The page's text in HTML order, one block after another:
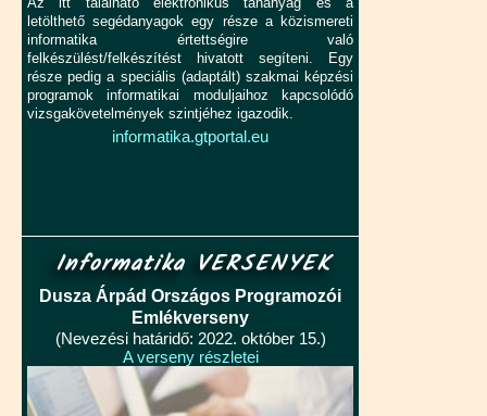
Az itt található elektronikus tananyag és a
letölthető segédanyagok egy része a közismereti
informatika értettségire való
felkészülést/felkészítést hivatott segíteni. Egy
része pedig a speciális (adaptált) szakmai képzési
programok informatikai moduljaihoz kapcsolódó
vizsgakövetelmények szintjéhez igazodik.
informatika.gtportal.eu
Informatika VERSENYEK
Dusza Árpád Országos Programozói
Emlékverseny
(Nevezési határidő: 2022. október 15.)
A verseny részletei